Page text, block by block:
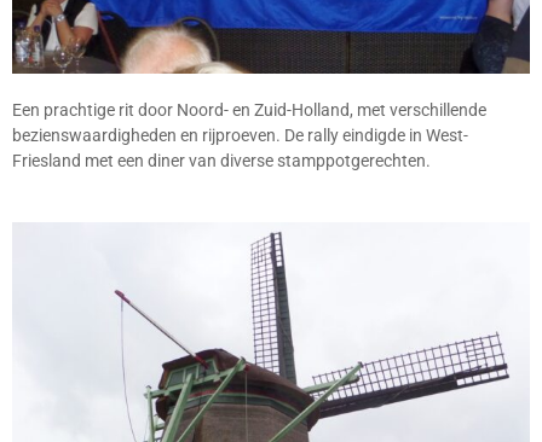
Een prachtige rit door Noord- en Zuid-Holland, met verschillende
bezienswaardigheden en rijproeven. De rally eindigde in West-
Friesland met een diner van diverse stamppotgerechten.